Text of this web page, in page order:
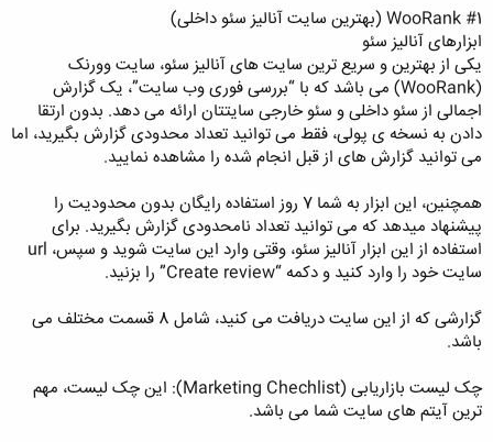
#1 WooRank (بهترین سایت آنالیز سئو داخلی)
ابزارهای آنالیز سئو
یکی از بهترین و سریع ترین سایت های آنالیز سئو، سایت وورنک
(WooRank) می باشد که با “بررسی فوری وب سایت”، یک گزارش
اجمالی از سئو داخلی و سئو خارجی سایتتان ارائه می دهد. بدون ارتقا
دادن به نسخه ی پولی، فقط می توانید تعداد محدودی گزارش بگیرید، اما
می توانید گزارش های از قبل انجام شده را مشاهده نمایید.
همچنین، این ابزار به شما 7 روز استفاده رایگان بدون محدودیت را
پیشنهاد میدهد که می توانید تعداد نامحدودی گزارش بگیرید. برای
استفاده از این ابزار آنالیز سئو، وقتی وارد این سایت شوید و سپس، url
سایت خود را وارد کنید و دکمه “Create review” را بزنید.
گزارشی که از این سایت دریافت می کنید، شامل 8 قسمت مختلف می
باشد.
چک لیست بازاریابی (Marketing Chechlist): این چک لیست، مهم
ترین آیتم های سایت شما می باشد.